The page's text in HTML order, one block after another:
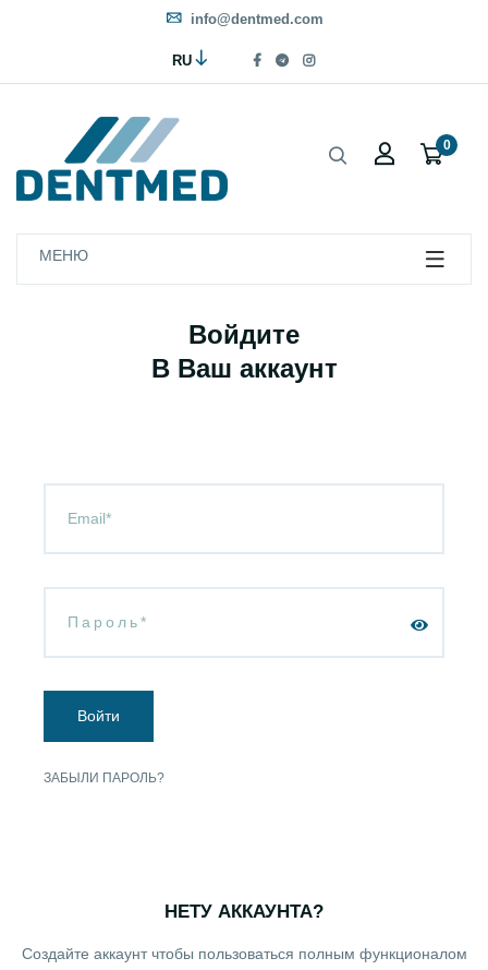
info@dentmed.com
RU
0
МЕНЮ
Войдите
В Ваш аккаунт
Войти
ЗАБЫЛИ ПАРОЛЬ?
НЕТУ АККАУНТА?
Создайте аккаунт чтобы пользоваться полным функционалом